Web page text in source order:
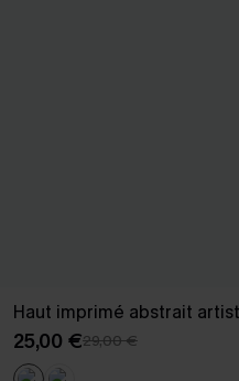
Haut imprimé abstrait
25,00 €29,00 €